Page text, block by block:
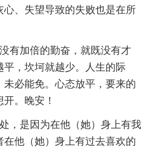
、失望导致的失败也是在所
有加倍的勤奋，就既没有才
，坎坷就越少。人生的际
必能免。心态放平，要来的
。晚安！
，是因为在他（她）身上有我
他（她）身上有过去喜欢的